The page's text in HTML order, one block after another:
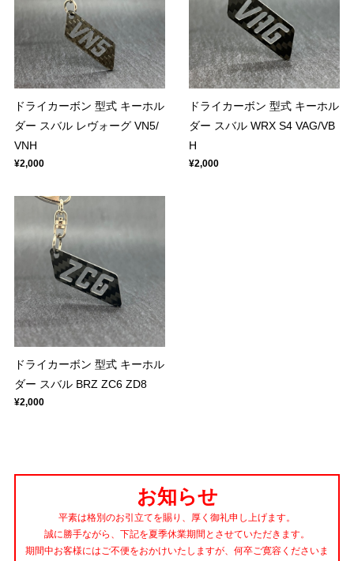
ドライカーボン 型式 キーホル
ダー スバル レヴォーグ VN5/
VNH
¥2,000
ドライカーボン 型式 キーホル
ダー スバル WRX S4 VAG/VB
H
¥2,000
ドライカーボン 型式 キーホル
ダー スバル BRZ ZC6 ZD8
¥2,000
お知らせ
平素は格別のお引立てを賜り、厚く御礼申し上げます。
誠に勝手ながら、下記を夏季休業期間とさせていただきます。
期間中お客様にはご不便をおかけいたしますが、何卒ご寛容くださいま